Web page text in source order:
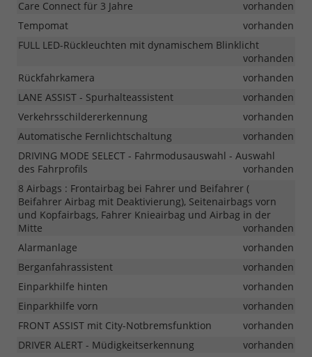
Care Connect für 3 Jahre
vorhanden
Tempomat
vorhanden
FULL LED-Rückleuchten mit dynamischem Blinklicht
vorhanden
Rückfahrkamera
vorhanden
LANE ASSIST - Spurhalteassistent
vorhanden
Verkehrsschildererkennung
vorhanden
Automatische Fernlichtschaltung
vorhanden
DRIVING MODE SELECT - Fahrmodusauswahl - Auswahl
des Fahrprofils
vorhanden
8 Airbags : Frontairbag bei Fahrer und Beifahrer (
Beifahrer Airbag mit Deaktivierung), Seitenairbags vorn
und Kopfairbags, Fahrer Knieairbag und Airbag in der
Mitte
vorhanden
Alarmanlage
vorhanden
Berganfahrassistent
vorhanden
Einparkhilfe hinten
vorhanden
Einparkhilfe vorn
vorhanden
FRONT ASSIST mit City-Notbremsfunktion
vorhanden
DRIVER ALERT - Müdigkeitserkennung
vorhanden